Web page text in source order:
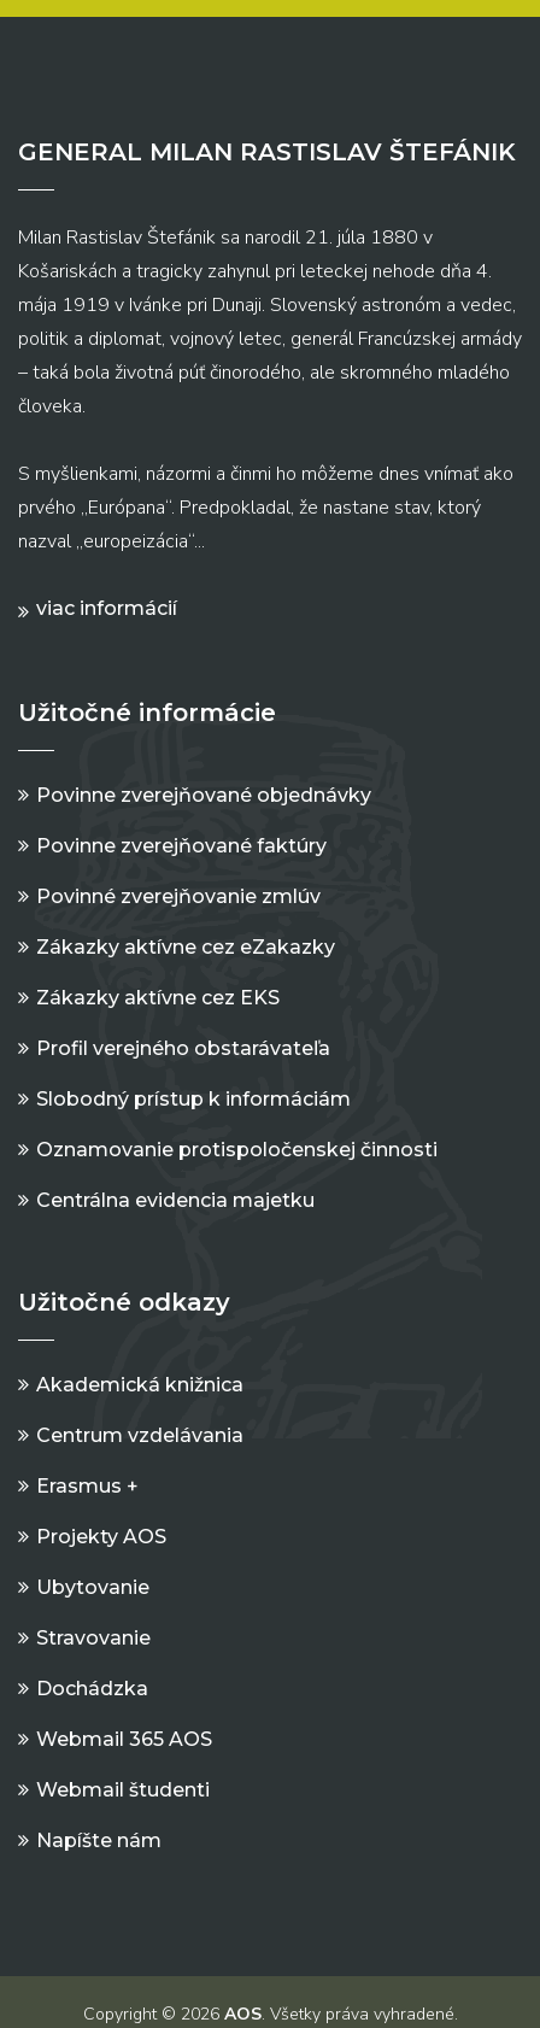
GENERAL MILAN RASTISLAV ŠTEFÁNIK
Milan Rastislav Štefánik sa narodil 21. júla 1880 v
Košariskách a tragicky zahynul pri leteckej nehode dňa 4.
mája 1919 v Ivánke pri Dunaji. Slovenský astronóm a vedec,
politik a diplomat, vojnový letec, generál Francúzskej armády
– taká bola životná púť činorodého, ale skromného mladého
človeka.
S myšlienkami, názormi a činmi ho môžeme dnes vnímať ako
prvého „Európana“. Predpokladal, že nastane stav, ktorý
nazval „europeizácia“...
viac informácií
Užitočné informácie
Povinne zverejňované objednávky
Povinne zverejňované faktúry
Povinné zverejňovanie zmlúv
Zákazky aktívne cez eZakazky
Zákazky aktívne cez EKS
Profil verejného obstarávateľa
Slobodný prístup k informáciám
Oznamovanie protispoločenskej činnosti
Centrálna evidencia majetku
Užitočné odkazy
Akademická knižnica
Centrum vzdelávania
Erasmus +
Projekty AOS
Ubytovanie
Stravovanie
Dochádzka
Webmail 365 AOS
Webmail študenti
Napíšte nám
Copyright © 2026 AOS. Všetky práva vyhradené.